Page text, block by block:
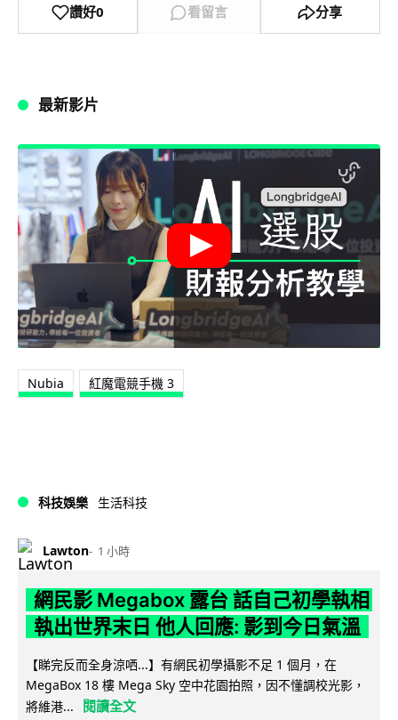
讚好0 看留言 分享
最新影片
Nubia 紅魔電競手機 3
科技娛樂 生活科技
Lawton 1 小時
網民影 Megabox 露台 話自己初學執相
執出世界末日 他人回應: 影到今日氣溫
【睇完反而全身涼哂...】有網民初學攝影不足 1 個月，在
MegaBox 18 樓 Mega Sky 空中花園拍照，因不懂調校光影，
將維港...
閱讀全文